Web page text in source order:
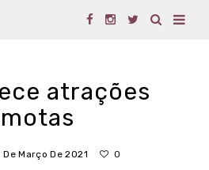
atrações
De Março De 2021 0